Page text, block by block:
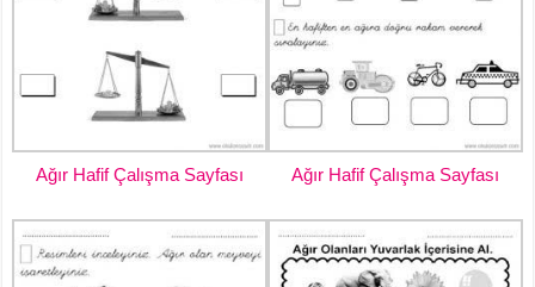
Ağır Hafif Çalışma Sayfası Ağır Hafif Çalışma Sayfası